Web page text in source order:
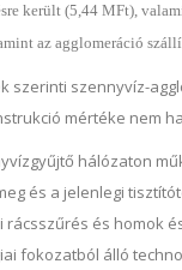
került (5,44 MFt),
az agglomeráció
szerinti szennyvíz-
mértéke nem
hálózaton
és a jelenlegi
és homok
fokozatból álló